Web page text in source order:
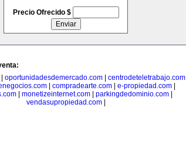
Precio Ofrecido $
oportunidadesdemercado.com centrodeteletrabajo.com
| compradearte.com| e-propiedad.com|
| monetizeinternet.com| parkingdedominio.com|
vendasupropiedad.com|